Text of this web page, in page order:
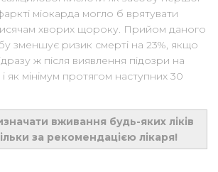
міокарда могло б врятувати
хворих щороку. Прийом даного
зменшує ризик смерті на 23%, якщо
ж після виявлення підозри на
як мінімум протягом наступних 30
вживання будь-яких ліків
за рекомендацією лікаря!